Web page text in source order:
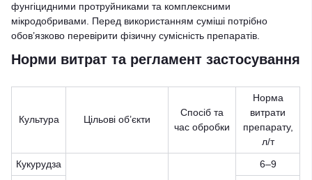
фунгіцидними протруйниками та комплексними
мікродобривами. Перед використанням суміші потрібно
обов’язково перевірити фізичну сумісність препаратів.
Норми витрат та регламент застосування
Культура Цільові об’єкти
Спосіб та
час обробки
Норма
витрати
препарату,
л/т
Кукурудза
6–9